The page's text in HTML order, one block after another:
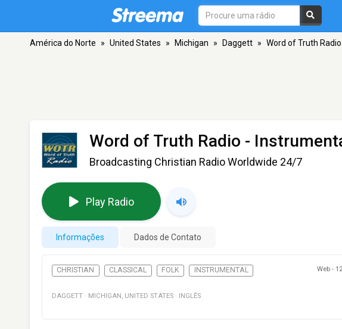
América do Norte » United States » Michigan » Daggett » Word of Truth
Word of Truth Radio -
Broadcasting Christian Radio Worldwide 24/7
Play Radio
Informações Dados de Contato
CHRISTIAN CLASSICAL FOLK INSTRUMENTAL Web -
DAGGETT · MICHIGAN , UNITED STATES · INGLÊS